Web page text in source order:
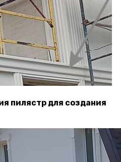
пилястр для создания